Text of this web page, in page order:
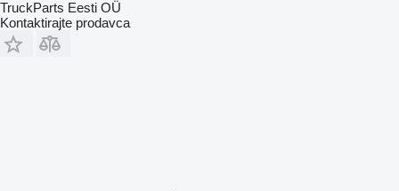
TruckParts Eesti OÜ
Kontaktirajte prodavca